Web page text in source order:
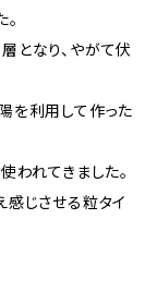
となり、やがて伏
を利用して作った
われてきました。
じさせる粒タイ